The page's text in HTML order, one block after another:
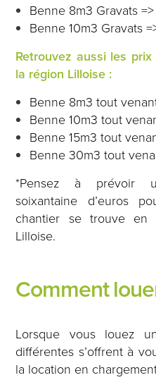
Benne 8m3 Gravats
Benne 10m3 Gravats
Retrouvez aussi les
la région Lilloise :
Benne 8m3 tout
Benne 10m3 tout
Benne 15m3 tout
Benne 30m3 tout
*Pensez à prévoir
soixantaine d’euros
chantier se trouve en
Lilloise.
Comment
Lorsque vous louez
différentes s’offrent à
la location en